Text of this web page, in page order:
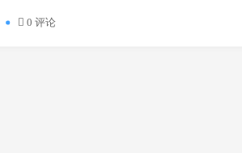
0 评论